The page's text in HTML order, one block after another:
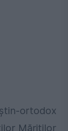
ortodox
Măriţilor